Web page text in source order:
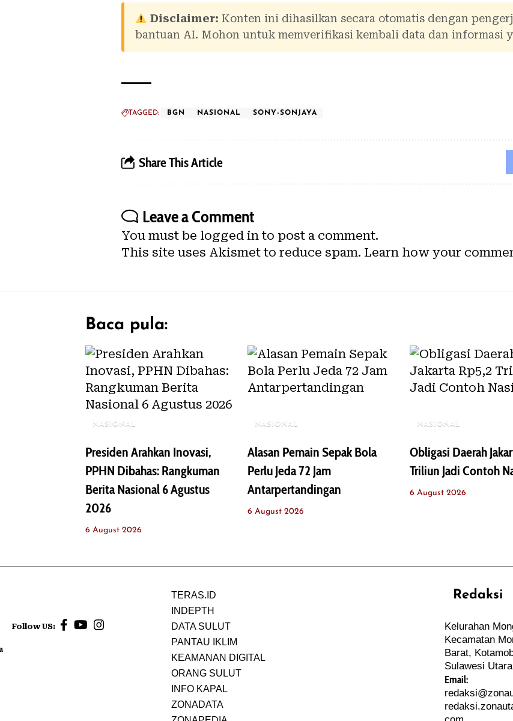
Disclaimer: Konten ini dihasilkan secara otomatis dengan
bantuan AI. Mohon untuk memverifikasi kembali data dan informasi
TAGGED: BGN NASIONAL SONY-SONJAYA
Share This Article
Leave a Comment
You must be logged into post a comment.
This site uses Akismet to reduce spam. Learn how your
Baca pula:
NASIONAL
Presiden Arahkan Inovasi,
PPHN Dibahas: Rangkuman
Berita Nasional 6 Agustus
2026
6 August 2026
NASIONAL
Alasan Pemain Sepak Bola
Perlu Jeda 72 Jam
Antarpertandingan
6 August 2026
NASIONAL
Obligasi Daerah
Triliun Jadi Contoh
6 August 2026
Follow US:
TERAS.ID
INDEPTH
DATA SULUT
PANTAU IKLIM
KEAMANAN DIGITAL
ORANG SULUT
INFO KAPAL
ZONADATA
Redaksi
Kelurahan
Kecamatan
Barat,
Sulawesi Utara
Email: